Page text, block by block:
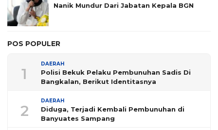
Nanik Mundur Dari Jabatan Kepala BGN
POS POPULER
1
DAERAH
Polisi Bekuk Pelaku Pembunuhan Sadis Di
Bangkalan, Berikut Identitasnya
2
DAERAH
Diduga, Terjadi Kembali Pembunuhan di
Banyuates Sampang